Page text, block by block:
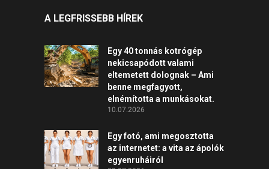
A LEGFRISSEBB HÍREK
Egy 40 tonnás kotrógép
nekicsapódott valami
eltemetett dolognak – Ami
benne megfagyott,
elnémította a munkásokat.
10.07.2026
Egy fotó, ami megosztotta
az internetet: a vita az ápolók
egyenruháiról